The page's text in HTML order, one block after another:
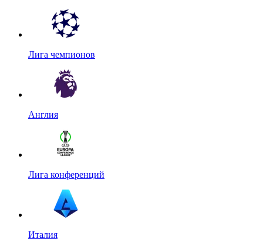
Лига чемпионов
Англия
Лига конференций
Италия